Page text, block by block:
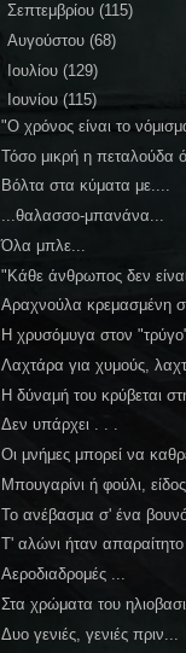
Σεπτεμβρίου (115)
Αυγούστου (68)
Ιουλίου (129)
Ιουνίου (115)
"Ο χρόνος είναι το
Τόσο μικρή η πεταλούδα
Βόλτα στα κύματα με....
...θαλασσο-μπανάνα...
Όλα μπλε...
"Κάθε άνθρωπος δεν
Αραχνούλα κρεμασμένη
Η χρυσόμυγα στον
Λαχτάρα για χυμούς,
Η δύναμή του κρύβεται
Δεν υπάρχει . . .
Οι μνήμες μπορεί να
Μπουγαρίνι ή φούλι,
Το ανέβασμα σ' ένα βουνό
Τ' αλώνι ήταν
Αεροδιαδρομές ...
Στα χρώματα του
Δυο γενιές, γενιές πριν...